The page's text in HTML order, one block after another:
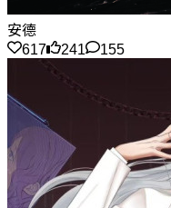
安德
617
241 155